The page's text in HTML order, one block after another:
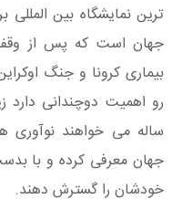
ترین نمایشگاه بین
بیماری کرونا و جنگ
رو اهمیت دوچندانی دارد
ساله می خواهند
جهان معرفی کرده و با
خودشان را گسترش دهند.